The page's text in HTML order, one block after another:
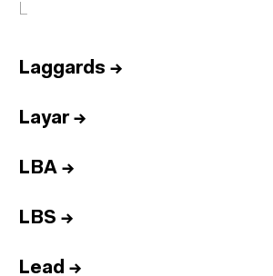
L
Laggards →
Layar→
LBA →
LBS →
Lead →